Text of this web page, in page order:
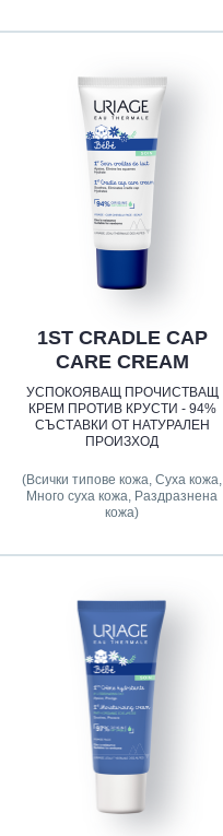
1ST CRADLE CAP
CARE CREAM
УСПОКОЯВАЩ ПРОЧИСТВАЩ
КРЕМ ПРОТИВ КРУСТИ - 94%
СЪСТАВКИ ОТ НАТУРАЛЕН
ПРОИЗХОД
(Всички типове кожа, Суха кожа,
Много суха кожа, Раздразнена
кожа)